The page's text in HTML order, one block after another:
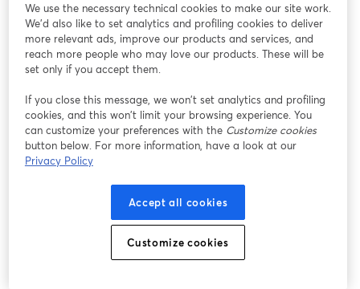
Gibt es Probleme?
wird in einem neuen Tab geöffnet
We use the necessary technical cookies to make our site work.
We'd also like to set analytics and profiling cookies to deliver
more relevant ads, improve our products and services, and
reach more people who may love our products. These will be
set only if you accept them.
If you close this message, we won’t set analytics and profiling
cookies, and this won’t limit your browsing experience. You
can customize your preferences with the Customize cookies
button below. For more information, have a look at our
Privacy Policy
Accept all cookies
Customize cookies